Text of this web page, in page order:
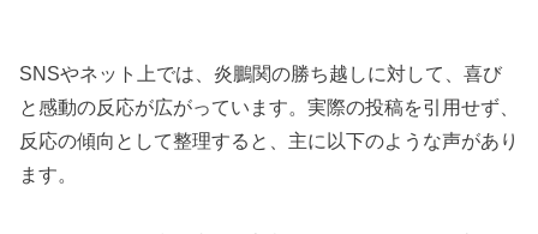
SNSやネット上では、炎鵬関の勝ち越しに対して、喜び
と感動の反応が広がっています。実際の投稿を引用せず、
反応の傾向として整理すると、主に以下のような声があり
ます。